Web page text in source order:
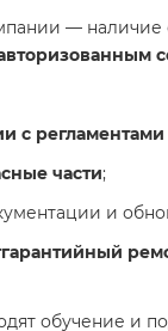
— наличие
с
части;
и
обучение и